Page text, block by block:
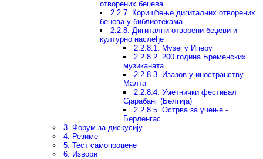
отворених беџева
2.2.7. Коришћење дигиталних отворених
беџева у библиотекама
2.2.8. Дигитални отворени беџеви и
културно наслеђе
2.2.8.1. Музеј у Иперу
2.2.8.2. 200 година Бременских
музиканата
2.2.8.3. Изазов у иностранству -
Малта
2.2.8.4. Уметнички фестивал
Сјарабанг (Белгија)
2.2.8.5. Острва за учење -
Берленгас
3. Форум за дискусију
4. Резиме
5. Тест самопроцене
6. Извори